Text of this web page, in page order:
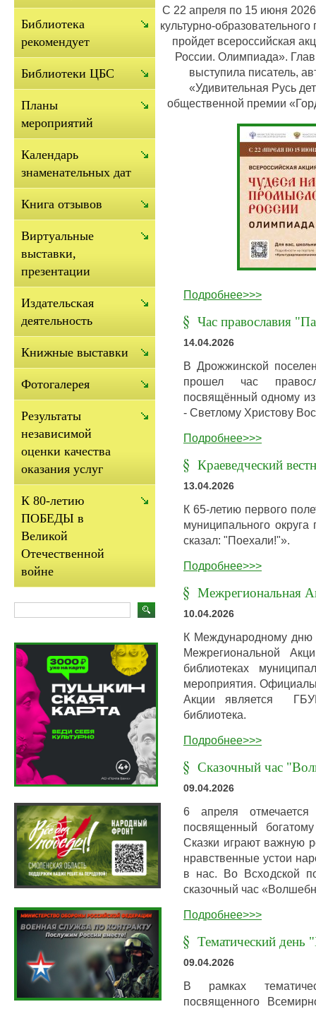
С 22 апреля по 15 июня
культурно-
пройдет всероссийская
России. Олимпиада».
выступила писатель,
«Удивительная Русь
общественной премии
Подробнее>>>
Час православия
14.04.2026
В Дрожжинской
прошел час
посвящённый одному
- Светлому Христову
Подробнее>>>
Краеведческий
13.04.2026
К 65-летию первого
муниципального
сказал: "Поехали!"».
Подробнее>>>
Межрегиональная
10.04.2026
К Международному дню
Межрегиональной
библиотеках
мероприятия.
Акции является
библиотека.
Подробнее>>>
Сказочный час
09.04.2026
6 апреля
посвященный
Сказки играют важную
нравственные устои
в нас. Во Всходской
сказочный час
Подробнее>>>
Тематический день
09.04.2026
В рамках
посвященного
Библиотека
рекомендует
Библиотеки ЦБС
Планы
мероприятий
Календарь
знаменательных дат
Книга отзывов
Виртуальные
выставки,
презентации
Издательская
деятельность
Книжные выставки
Фотогалерея
Результаты
независимой
оценки качества
оказания услуг
К 80-летию
ПОБЕДЫ в
Великой
Отечественной
войне